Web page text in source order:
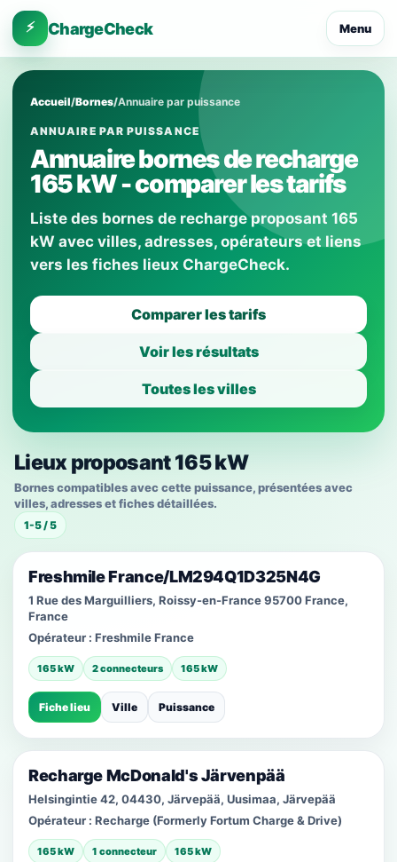
⚡ ChargeCheck Menu
Accueil/Bornes/Annuaire par puissance
ANNUAIRE PAR PUISSANCE
Annuaire bornes de recharge
165 kW - comparer les tarifs
Liste des bornes de recharge proposant 165
kW avec villes, adresses, opérateurs et liens
vers les fiches lieux ChargeCheck.
Comparer les tarifs
Voir les résultats
Toutes les villes
Lieux proposant 165 kW
Bornes compatibles avec cette puissance, présentées avec
villes, adresses et fiches détaillées.
1-5 / 5
Freshmile France/LM294Q1D325N4G
1 Rue des Marguilliers, Roissy-en-France 95700 France,
France
Opérateur : Freshmile France
165 kW 2 connecteurs 165 kW
Fiche lieu Ville Puissance
Recharge McDonald's Järvenpää
Helsingintie 42, 04430, Järvepää, Uusimaa, Järvepää
Opérateur : Recharge (Formerly Fortum Charge & Drive)
165 kW 1 connecteur 165 kW